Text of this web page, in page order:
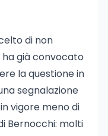
di non
già convocato
la questione in
segnalazione
vigore meno di
Bernocchi: molti